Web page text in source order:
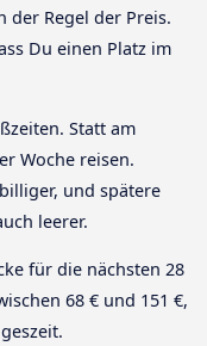
Regel der Preis.
Du einen Platz im
Statt am
Woche reisen.
und spätere
leerer.
für die nächsten 28
68 € und 151 €,